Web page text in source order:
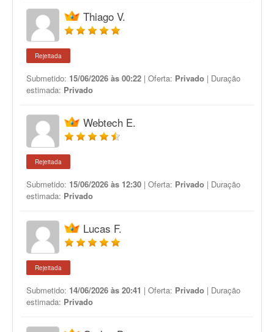
Thiago V.
Rejeitada
Submetido: 15/06/2026 às 00:22 | Oferta: Privado | Duração
estimada: Privado
Webtech E.
Rejeitada
Submetido: 15/06/2026 às 12:30 | Oferta: Privado | Duração
estimada: Privado
Lucas F.
Rejeitada
Submetido: 14/06/2026 às 20:41 | Oferta: Privado | Duração
estimada: Privado